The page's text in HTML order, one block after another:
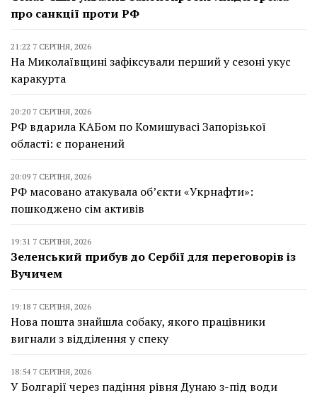
про санкції проти РФ
21:22 7 СЕРПНЯ, 2026
На Миколаївщині зафіксували перший у сезоні укус
каракурта
20:20 7 СЕРПНЯ, 2026
РФ вдарила КАБом по Комишувасі Запорізької
області: є поранений
20:09 7 СЕРПНЯ, 2026
РФ масовано атакувала об’єкти «Укрнафти»:
пошкоджено сім активів
19:31 7 СЕРПНЯ, 2026
Зеленський прибув до Сербії для переговорів із
Вучичем
19:18 7 СЕРПНЯ, 2026
Нова пошта знайшла собаку, якого працівники
вигнали з відділення у спеку
18:54 7 СЕРПНЯ, 2026
У Болгарії через падіння рівня Дунаю з-під води